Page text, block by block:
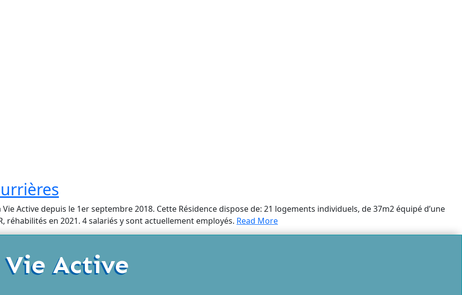
Active depuis le 1er septembre 2018. Cette Résidence dispose de: 21 logements individuels, de 37m2 équipé d’une
réhabilités en 2021. 4 salariés y sont actuellement employés. Read More
Vie Active